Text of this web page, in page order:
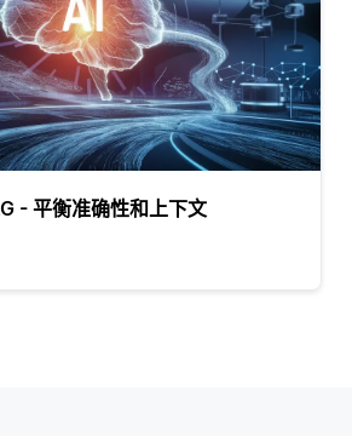
- 平衡准确性和上下文